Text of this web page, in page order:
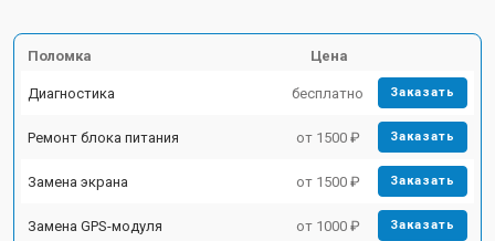
Поломка Цена
Диагностика бесплатно Заказать
Ремонт блока питания от 1500 ₽ Заказать
Замена экрана от 1500 ₽ Заказать
Замена GPS-модуля от 1000 ₽ Заказать